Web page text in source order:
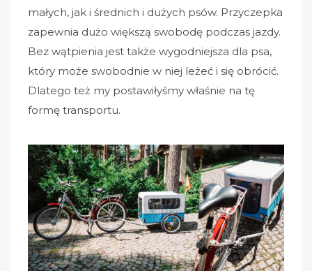
małych, jak i średnich i dużych psów. Przyczepka
zapewnia dużo większą swobodę podczas jazdy.
Bez wątpienia jest także wygodniejsza dla psa,
który może swobodnie w niej leżeć i się obrócić.
Dlatego też my postawiłyśmy właśnie na tę
formę transportu.